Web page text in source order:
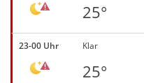
25°
23-00 Uhr Klar
25°